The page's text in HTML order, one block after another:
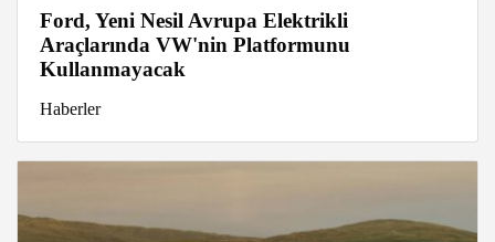
Ford, Yeni Nesil Avrupa Elektrikli
Araçlarında VW'nin Platformunu
Kullanmayacak
Haberler